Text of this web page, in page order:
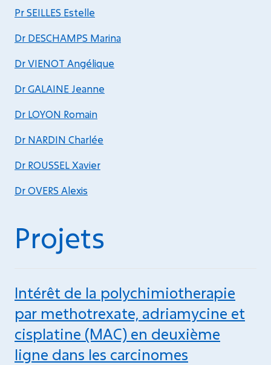
Pr SEILLES Estelle
Dr DESCHAMPS Marina
Dr VIENOT Angélique
Dr GALAINE Jeanne
Dr LOYON Romain
Dr NARDIN Charlée
Dr ROUSSEL Xavier
Dr OVERS Alexis
Projets
Intérêt de la polychimiotherapie
par methotrexate, adriamycine et
cisplatine (MAC) en deuxième
ligne dans les carcinomes